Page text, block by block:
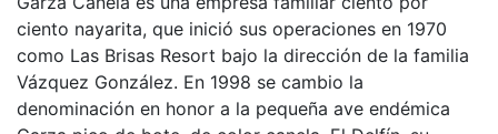
ciento nayarita, que inició sus operaciones en 1970
como Las Brisas Resort bajo la dirección de la familia
Vázquez González. En 1998 se cambio la
denominación en honor a la pequeña ave endémica